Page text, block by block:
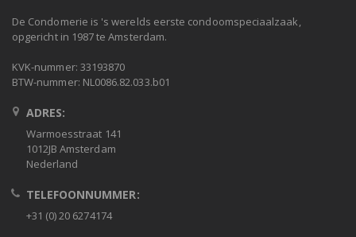
De Condomerie is 's werelds eerste condoomspeciaalzaak,
opgericht in 1987 te Amsterdam.
KVK-nummer: 33193870
BTW-nummer: NL0086.82.033.b01
ADRES:
Warmoesstraat 141
1012JB Amsterdam
Nederland
TELEFOONNUMMER:
+31 (0) 20 6274174